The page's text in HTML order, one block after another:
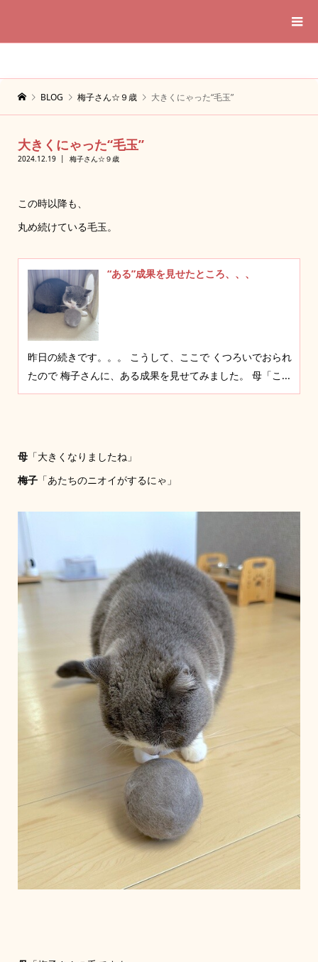
BLOG 梅子さん☆９歳 大きくにゃった“毛玉”
大きくにゃった“毛玉”
2024.12.19 梅子さん☆９歳
この時以降も、
丸め続けている毛玉。
“ある”成果を見せたところ、、、
昨日の続きです。。。 こうして、ここで くつろいでおられ
たので 梅子さんに、ある成果を見せてみました。 母「こ...
母「大きくなりましたね」
梅子「あたちのニオイがするにゃ」